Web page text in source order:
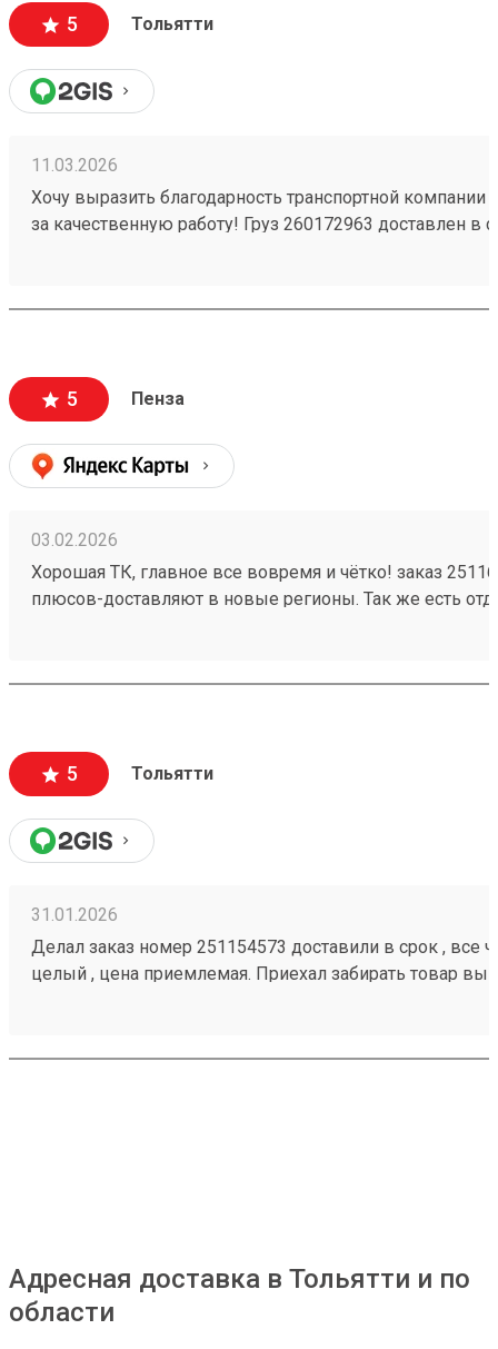
5 Тольятти
11.03.2026
Хочу выразить благодарность транспортной компании
за качественную работу! Груз 260172963 доставлен в
5 Пенза
03.02.2026
Хорошая ТК, главное все вовремя и чётко! заказ
плюсов-доставляют в новые регионы. Так же есть
5 Тольятти
31.01.2026
Делал заказ номер 251154573 доставили в срок , все
целый , цена приемлемая. Приехал забирать товар
Адресная доставка в Тольятти и по
области